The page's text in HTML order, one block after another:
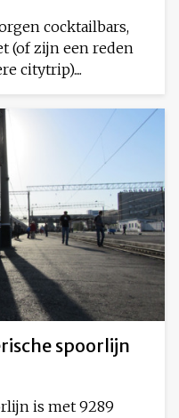
cocktailbars,
(of zijn een reden
citytrip)....
spoorlijn
is met 9289